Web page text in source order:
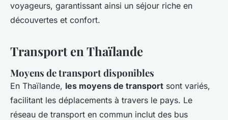
voyageurs, garantissant ainsi un séjour riche en
découvertes et confort.
Transport en Thaïlande
Moyens de transport disponibles
En Thaïlande, les moyens de transport sont variés,
facilitant les déplacements à travers le pays. Le
réseau de transport en commun inclut des bus